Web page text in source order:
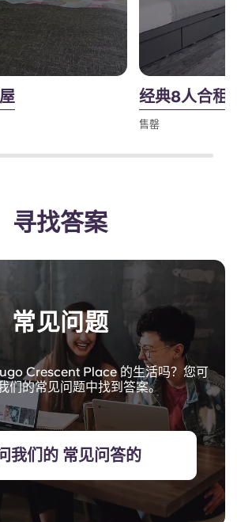
经典8人合租
售罄
寻找答案
常见问题
Crescent Place 的生活吗？您可
们的常见问题中找到答案。
我们的 常见问答的